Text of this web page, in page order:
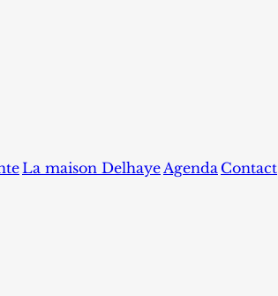
La maison Delhaye Agenda Contact